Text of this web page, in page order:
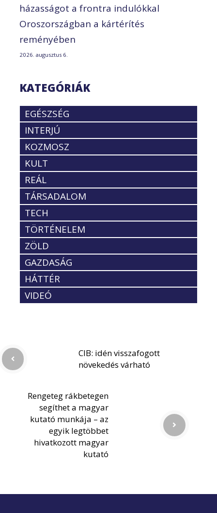
házasságot a frontra indulókkal
Oroszországban a kártérítés
reményében
2026. augusztus 6.
KATEGÓRIÁK
EGÉSZSÉG
INTERJÚ
KOZMOSZ
KULT
REÁL
TÁRSADALOM
TECH
TÖRTÉNELEM
ZÖLD
GAZDASÁG
HÁTTÉR
VIDEÓ
CIB: idén visszafogott
növekedés várható
Rengeteg rákbetegen
segíthet a magyar
kutató munkája – az
egyik legtöbbet
hivatkozott magyar
kutató